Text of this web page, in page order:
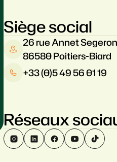
Siège social
26 rue Annet Segeron
86580 Poitiers-Biard
+33 (0)5 49 56 01 19
Réseaux